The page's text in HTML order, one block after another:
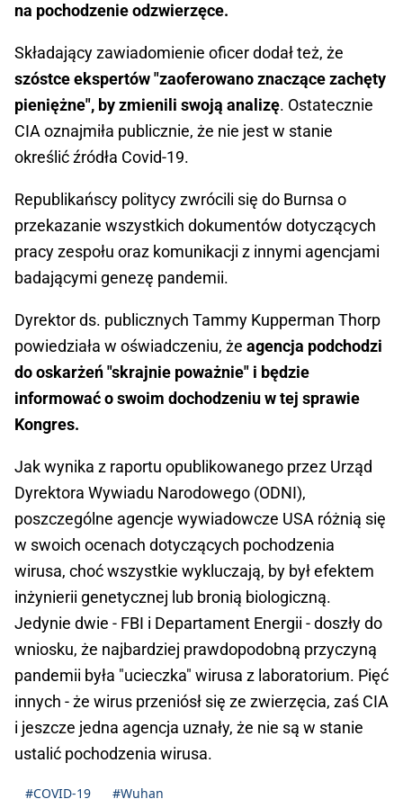
na pochodzenie odzwierzęce.
Składający zawiadomienie oficer dodał też, że
szóstce ekspertów "zaoferowano znaczące zachęty
pieniężne", by zmienili swoją analizę. Ostatecznie
CIA oznajmiła publicznie, że nie jest w stanie
określić źródła Covid-19.
Republikańscy politycy zwrócili się do Burnsa o
przekazanie wszystkich dokumentów dotyczących
pracy zespołu oraz komunikacji z innymi agencjami
badającymi genezę pandemii.
Dyrektor ds. publicznych Tammy Kupperman Thorp
powiedziała w oświadczeniu, że agencja podchodzi
do oskarżeń "skrajnie poważnie" i będzie
informować o swoim dochodzeniu w tej sprawie
Kongres.
Jak wynika z raportu opublikowanego przez Urząd
Dyrektora Wywiadu Narodowego (ODNI),
poszczególne agencje wywiadowcze USA różnią się
w swoich ocenach dotyczących pochodzenia
wirusa, choć wszystkie wykluczają, by był efektem
inżynierii genetycznej lub bronią biologiczną.
Jedynie dwie - FBI i Departament Energii - doszły do
wniosku, że najbardziej prawdopodobną przyczyną
pandemii była "ucieczka" wirusa z laboratorium. Pięć
innych - że wirus przeniósł się ze zwierzęcia, zaś CIA
i jeszcze jedna agencja uznały, że nie są w stanie
ustalić pochodzenia wirusa.
#COVID-19 #Wuhan